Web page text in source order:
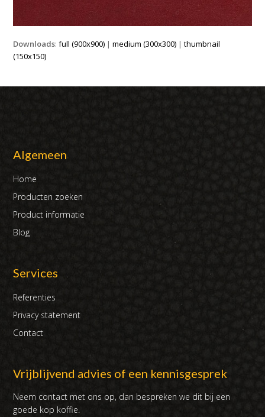
Downloads:full (900x900) |medium (300x300) |thumbnail
(150x150)
Algemeen
Home
Producten zoeken
Product informatie
Blog
Services
Referenties
Privacy statement
Contact
Vrijblijvend advies of een kennisgesprek
Neem contact met ons op, dan bespreken we dit bij een
goede kop koffie.